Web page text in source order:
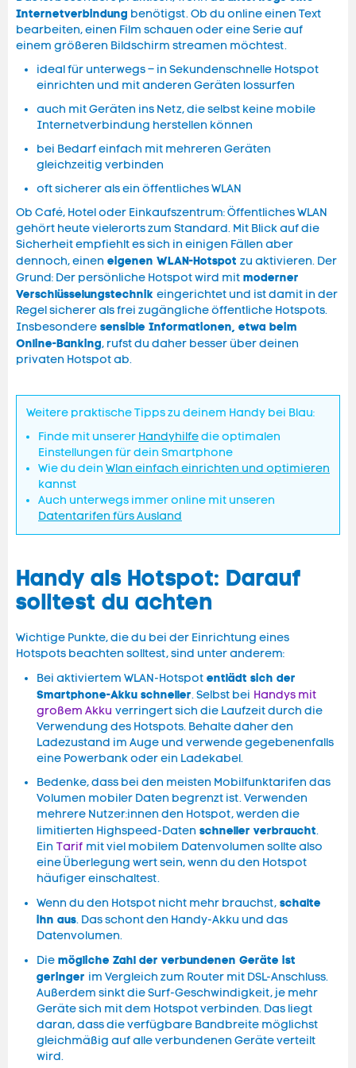
Internetverbindung benötigst. Ob du online einen Text
bearbeiten, einen Film schauen oder eine Serie auf
einem größeren Bildschirm streamen möchtest.
ideal für unterwegs – in Sekundenschnelle Hotspot
einrichten und mit anderen Geräten lossurfen
auch mit Geräten ins Netz, die selbst keine mobile
Internetverbindung herstellen können
bei Bedarf einfach mit mehreren Geräten
gleichzeitig verbinden
oft sicherer als ein öffentliches WLAN
Ob Café, Hotel oder Einkaufszentrum: Öffentliches WLAN
gehört heute vielerorts zum Standard. Mit Blick auf die
Sicherheit empfiehlt es sich in einigen Fällen aber
dennoch, einen eigenen WLAN-Hotspot zu aktivieren. Der
Grund: Der persönliche Hotspot wird mit moderner
Verschlüsselungstechnik eingerichtet und ist damit in der
Regel sicherer als frei zugängliche öffentliche Hotspots.
Insbesondere sensible Informationen, etwa beim
Online-Banking, rufst du daher besser über deinen
privaten Hotspot ab.
Weitere praktische Tipps zu deinem Handy bei Blau:
Finde mit unserer Handyhilfedie optimalen
Einstellungen für dein Smartphone
Wie du dein Wlan einfach einrichten und optimieren
kannst
Auch unterwegs immer online mit unseren
Datentarifen fürs Ausland
Handy als Hotspot: Darauf
solltest du achten
Wichtige Punkte, die du bei der Einrichtung eines
Hotspots beachten solltest, sind unter anderem:
Bei aktiviertem WLAN-Hotspot entlädt sich der
Smartphone-Akku schneller. Selbst bei Handys mit
großem Akku verringert sich die Laufzeit durch die
Verwendung des Hotspots. Behalte daher den
Ladezustand im Auge und verwende gegebenenfalls
eine Powerbank oder ein Ladekabel.
Bedenke, dass bei den meisten Mobilfunktarifen das
Volumen mobiler Daten begrenzt ist. Verwenden
mehrere Nutzer:innen den Hotspot, werden die
limitierten Highspeed-Daten schneller verbraucht.
Ein Tarif mit viel mobilem Datenvolumen sollte also
eine Überlegung wert sein, wenn du den Hotspot
häufiger einschaltest.
Wenn du den Hotspot nicht mehr brauchst, schalte
ihn aus. Das schont den Handy-Akku und das
Datenvolumen.
Die mögliche Zahl der verbundenen Geräte ist
geringer im Vergleich zum Router mit DSL-Anschluss.
Außerdem sinkt die Surf-Geschwindigkeit, je mehr
Geräte sich mit dem Hotspot verbinden. Das liegt
daran, dass die verfügbare Bandbreite möglichst
gleichmäßig auf alle verbundenen Geräte verteilt
wird.